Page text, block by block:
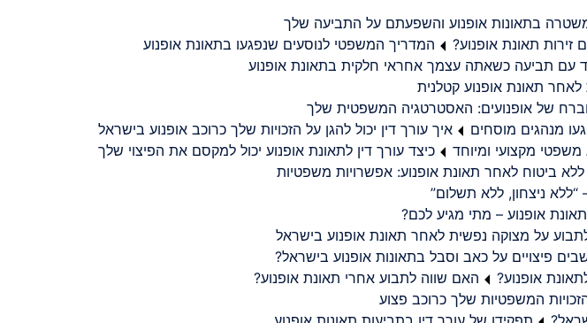
בתאונות אופנוע והשפעתם על התביעה שלך
זירות תאונת אופנוע?
המדריך המשפטי לנוסעים שנפגעו בתאונת אופנוע
עם תביעה כשאתה עצמך אחראי חלקית בתאונת אופנוע
תאונת אופנוע קטלנית
של אופנועים: האסטרטגיה המשפטית שלך
מנהגים מוסחים
איך עורך דין יכול להגן על הזכויות שלך כרוכב אופנוע בישראל
משפטי מקצועי ומיוחד
כיצד עורך דין לתאונת אופנוע יכול למקסם את הפיצוי שלך
ביטוח לאחר תאונת אופנוע: אפשרויות משפטיות
ניצחון, ללא תשלום”
תאונת אופנוע – מתי מגיע לכם?
על מצוקה נפשית לאחר תאונת אופנוע בישראל
פיצויים על כאב וסבל בתאונות אופנוע בישראל?
אופנוע?
האם שווה לתבוע אחרי תאונת אופנוע?
המשפטיות שלך כרוכב פצוע